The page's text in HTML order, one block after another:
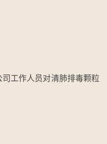
工作人员对清肺排毒颗粒